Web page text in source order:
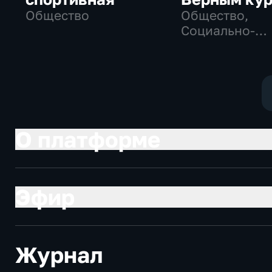
Общество
Общество,
Социально-
Журнал